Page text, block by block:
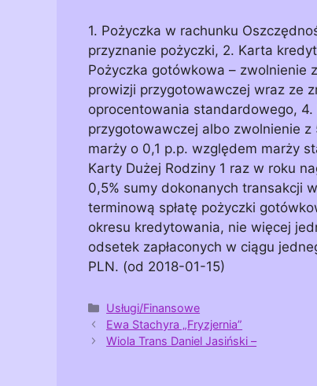
1. Pożyczka w rachunku
przyznanie pożyczki, 2. Karta
Pożyczka gotówkowa – zwolnienie
prowizji przygotowawczej wraz ze
oprocentowania standardowego,
przygotowawczej albo zwolnienie
marży o 0,1 p.p. względem marży
Karty Dużej Rodziny 1 raz w roku
0,5% sumy dokonanych transakcji
terminową spłatę pożyczki
okresu kredytowania, nie więcej
odsetek zapłaconych w ciągu
PLN. (od 2018-01-15)
Kategorie
Usługi/Finansowe
Ewa Stachyra „Fryzjernia”
Wiola Trans Daniel Jasiński –